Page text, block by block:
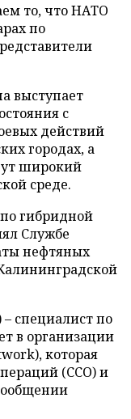
то, что НАТО
по
выступает
с
действий
городах, а
широкий
среде.
гибридной
Службе
нефтяных
– специалист по
в организации
которая
(ССО) и